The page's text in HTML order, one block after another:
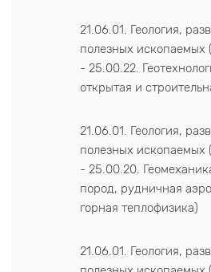
21.06.01. Геология,
полезных ископаемых
- 25.00.22.
открытая и
21.06.01. Геология,
полезных ископаемых
- 25.00.20.
пород, рудничная
горная теплофизика)
21.06.01. Геология,